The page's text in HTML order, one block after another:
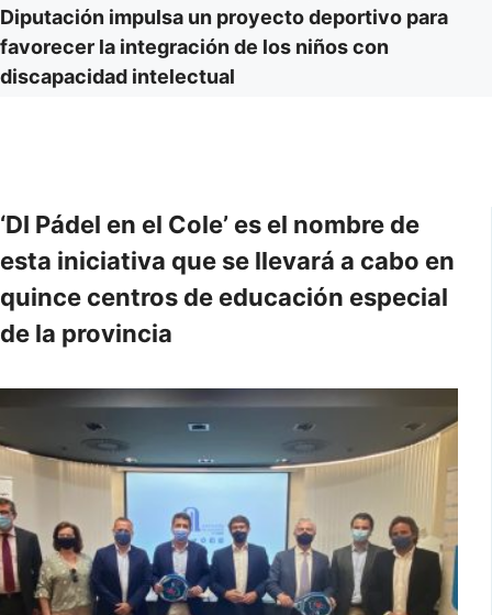
Diputación impulsa un proyecto deportivo para
favorecer la integración de los niños con
discapacidad intelectual
‘DI Pádel en el Cole’ es el nombre de
esta iniciativa que se llevará a cabo en
quince centros de educación especial
de la provincia